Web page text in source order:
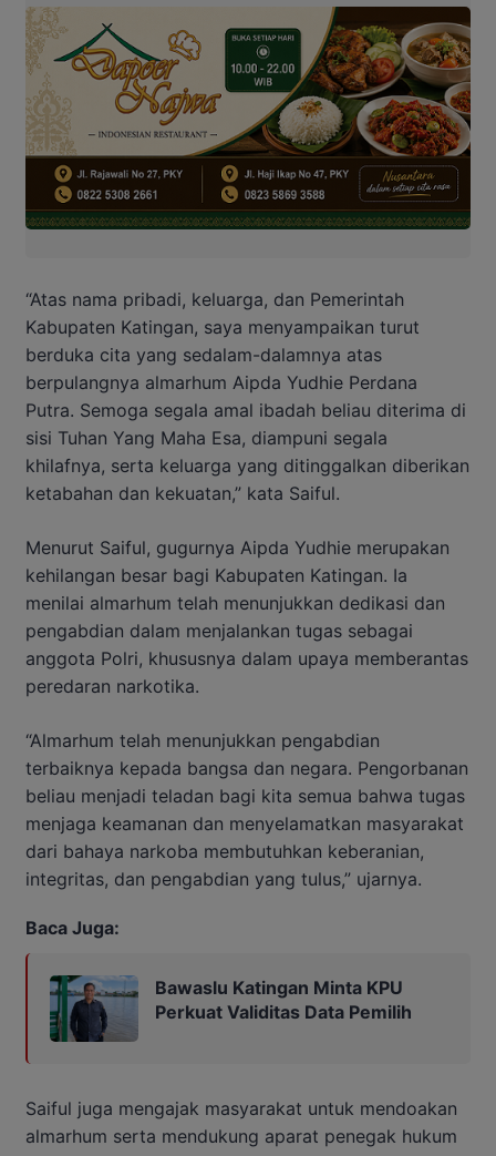
“Atas nama pribadi, keluarga, dan Pemerintah
Kabupaten Katingan, saya menyampaikan turut
berduka cita yang sedalam-dalamnya atas
berpulangnya almarhum Aipda Yudhie Perdana
Putra. Semoga segala amal ibadah beliau diterima di
sisi Tuhan Yang Maha Esa, diampuni segala
khilafnya, serta keluarga yang ditinggalkan diberikan
ketabahan dan kekuatan,” kata Saiful.
Menurut Saiful, gugurnya Aipda Yudhie merupakan
kehilangan besar bagi Kabupaten Katingan. Ia
menilai almarhum telah menunjukkan dedikasi dan
pengabdian dalam menjalankan tugas sebagai
anggota Polri, khususnya dalam upaya memberantas
peredaran narkotika.
“Almarhum telah menunjukkan pengabdian
terbaiknya kepada bangsa dan negara. Pengorbanan
beliau menjadi teladan bagi kita semua bahwa tugas
menjaga keamanan dan menyelamatkan masyarakat
dari bahaya narkoba membutuhkan keberanian,
integritas, dan pengabdian yang tulus,” ujarnya.
Baca Juga:
Bawaslu Katingan Minta KPU
Perkuat Validitas Data Pemilih
Saiful juga mengajak masyarakat untuk mendoakan
almarhum serta mendukung aparat penegak hukum